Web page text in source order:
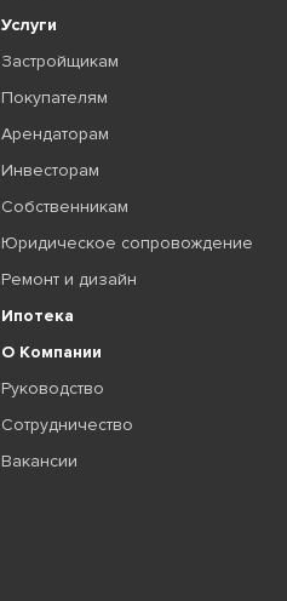
Услуги
Застройщикам
Покупателям
Арендаторам
Инвесторам
Собственникам
Юридическое сопровождение
Ремонт и дизайн
Ипотека
О Компании
Руководство
Сотрудничество
Вакансии